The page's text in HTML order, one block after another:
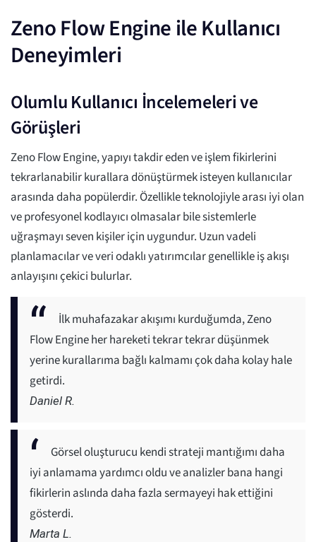
Zeno Flow Engine ile Kullanıcı
Deneyimleri
Olumlu Kullanıcı İncelemeleri ve
Görüşleri
Zeno Flow Engine, yapıyı takdir eden ve işlem fikirlerini
tekrarlanabilir kurallara dönüştürmek isteyen kullanıcılar
arasında daha popülerdir. Özellikle teknolojiyle arası iyi olan
ve profesyonel kodlayıcı olmasalar bile sistemlerle
uğraşmayı seven kişiler için uygundur. Uzun vadeli
planlamacılar ve veri odaklı yatırımcılar genellikle iş akışı
anlayışını çekici bulurlar.
İlk muhafazakar akışımı kurduğumda, Zeno
Flow Engine her hareketi tekrar tekrar düşünmek
yerine kurallarıma bağlı kalmamı çok daha kolay hale
getirdi.
Daniel R.
Görsel oluşturucu kendi strateji mantığımı daha
iyi anlamama yardımcı oldu ve analizler bana hangi
fikirlerin aslında daha fazla sermayeyi hak ettiğini
gösterdi.
Marta L.